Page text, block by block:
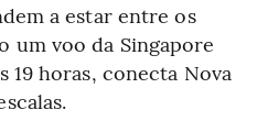
a estar entre os
um voo da Singapore
19 horas, conecta Nova